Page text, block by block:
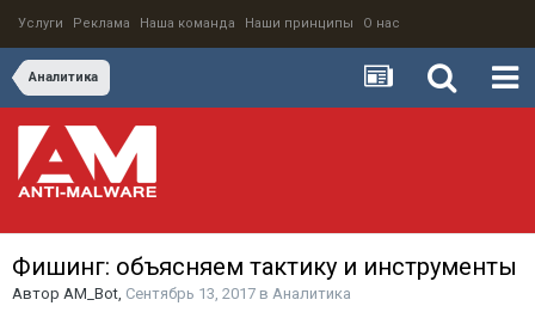
Услуги Реклама Наша команда Наши принципы О нас
Аналитика
Фишинг: объясняем тактику и инструменты
Автор AM_Bot, Сентябрь 13, 2017 в Аналитика